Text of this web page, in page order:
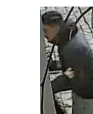
06 août 2026
Partager l'article
Facebook
TwitterWhatsApp
Share
20 octobre 2017- 12h14